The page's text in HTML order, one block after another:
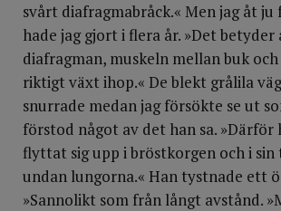
svårt diafragmabråck.« Men jag åt ju
hade jag gjort i flera år. »Det
diafragman, muskeln mellan buk
riktigt växt ihop.« De blekt grålila
snurrade medan jag försökte se ut
förstod något av det han sa.
flyttat sig upp i bröstkorgen och i
undan lungorna.« Han tystnade ett
»Sannolikt som från långt avstånd.